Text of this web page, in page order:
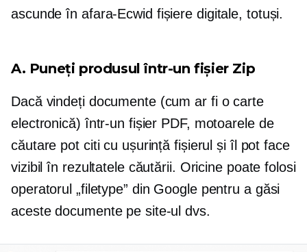
ascundeîn afara-Ecwid fișiere digitale, totuși.
A. Puneți produsul într-un fișier Zip
Dacă vindeți documente (cum ar fi o carte
electronică) într-un fișier PDF, motoarele de
căutare pot citi cu ușurință fișierul și îl pot face
vizibil în rezultatele căutării. Oricine poate folosi
operatorul „filetype” din Google pentru a găsi
aceste documente pe site-ul dvs.